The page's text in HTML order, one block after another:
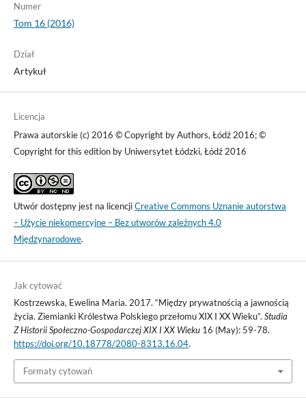
Numer
Tom 16 (2016)
Dział
Artykuł
Licencja
Prawa autorskie (c) 2016 © Copyright by Authors, Łódź 2016; ©
Copyright for this edition by Uniwersytet Łódzki, Łódź 2016
Utwór dostępny jest na licencjiCreative Commons Uznanie autorstwa
– Użycie niekomercyjne – Bez utworów zależnych 4.0
Międzynarodowe.
Jak cytować
Kostrzewska, Ewelina Maria. 2017. “Między prywatnością a jawnością
życia. Ziemianki Królestwa Polskiego przełomu XIX I XX Wieku”. Studia
Z Historii Społeczno-Gospodarczej XIX I XX Wieku16 (May): 59-78.
https://doi.org/10.18778/2080-8313.16.04.
Formaty cytowań